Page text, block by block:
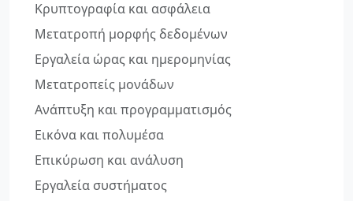
Κρυπτογραφία και ασφάλεια
Μετατροπή μορφής δεδομένων
Εργαλεία ώρας και ημερομηνίας
Μετατροπείς μονάδων
Ανάπτυξη και προγραμματισμός
Εικόνα και πολυμέσα
Επικύρωση και ανάλυση
Εργαλεία συστήματος